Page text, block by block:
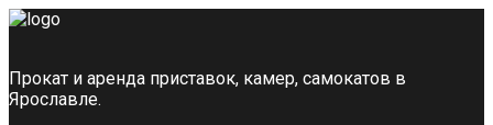
Прокат и аренда приставок, камер, самокатов в
Ярославле.